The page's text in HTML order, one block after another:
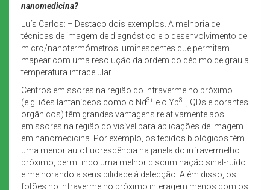
nanomedicina?
Luís Carlos: – Destaco dois exemplos. A melhoria de
técnicas de imagem de diagnóstico e o desenvolvimento de
micro/nanotermómetros luminescentes que permitam
mapear com uma resolução da ordem do décimo de grau a
temperatura intracelular.
Centros emissores na região do infravermelho próximo
(e.g. iões lantanídeos como o Nd3+ e o Yb3+
, QDs e corantes
orgânicos) têm grandes vantagens relativamente aos
emissores na região do visível para aplicações de imagem
em nanomedicina. Por exemplo, os tecidos biológicos têm
uma menor autofluorescência na janela do infravermelho
próximo, permitindo uma melhor discriminação sinal-ruído
e melhorando a sensibilidade à detecção. Além disso, os
fotões no infravermelho próximo interagem menos com os